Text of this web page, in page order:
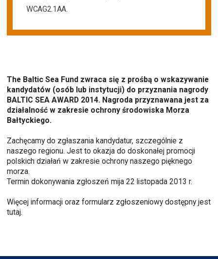
WCAG2.1AA.
The Baltic Sea Fund zwraca się z prośbą o wskazywanie
kandydatów (osób lub instytucji) do przyznania nagrody
BALTIC SEA AWARD 2014. Nagroda przyznawana jest za
działalność w zakresie ochrony środowiska Morza
Bałtyckiego.
Zachęcamy do zgłaszania kandydatur, szczególnie z
naszego regionu. Jest to okazja do doskonałej promocji
polskich działań w zakresie ochrony naszego pięknego
morza.
Termin dokonywania zgłoszeń mija 22 listopada 2013 r.
Więcej informacji oraz formularz zgłoszeniowy dostępny jest
tutaj.